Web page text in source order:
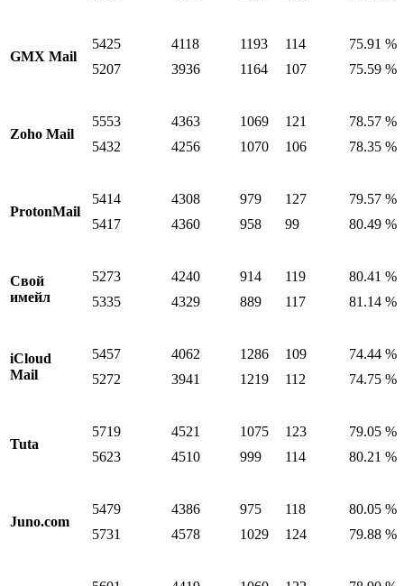
GMX Mail
5425
5207
4118
3936
1193
1164
114
107
75.91 %
75.59 %
Zoho Mail
5553
5432
4363
4256
1069
1070
121
106
78.57 %
78.35 %
ProtonMail
5414
5417
4308
4360
979
958
127
99
79.57 %
80.49 %
Свой
имейл
5273
5335
4240
4329
914
889
119
117
80.41 %
81.14 %
iCloud
Mail
5457
5272
4062
3941
1286
1219
109
112
74.44 %
74.75 %
Tuta
5719
5623
4521
4510
1075
999
123
114
79.05 %
80.21 %
Juno.com
5479
5731
4386
4578
975
1029
118
124
80.05 %
79.88 %